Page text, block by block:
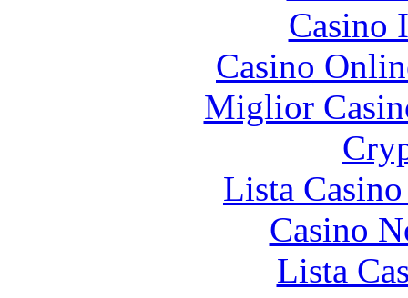
Casino
Casino
Miglior
Lista
Casino
Lista